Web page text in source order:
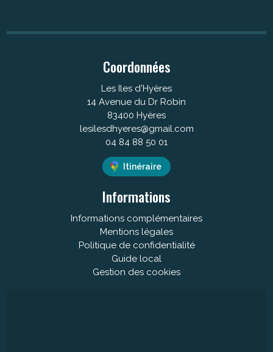
Coordonnées
Les Iles d'Hyères
14 Avenue du Dr Robin
83400 Hyères
lesilesdhyeres@gmail.com
04 84 88 50 01
Itinéraire
Informations
Informations complémentaires
Mentions légales
Politique de confidentialité
Guide local
Gestion des cookies